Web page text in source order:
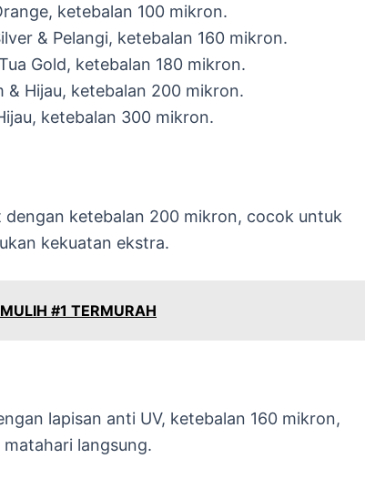
ketebalan 100 mikron.
& Pelangi, ketebalan 160 mikron.
Gold, ketebalan 180 mikron.
& Hijau, ketebalan 200 mikron.
ketebalan 300 mikron.
dengan ketebalan 200 mikron, cocok untuk
kekuatan ekstra.
#1 TERMURAH
lapisan anti UV, ketebalan 160 mikron,
langsung.